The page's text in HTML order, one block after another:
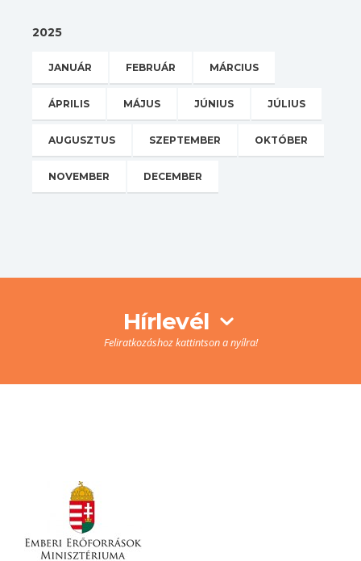
2025
JANUÁR FEBRUÁR MÁRCIUS
ÁPRILIS MÁJUS JÚNIUS JÚLIUS
AUGUSZTUS SZEPTEMBER OKTÓBER
NOVEMBER DECEMBER
Hírlevél
Feliratkozáshoz kattintson a nyílra!